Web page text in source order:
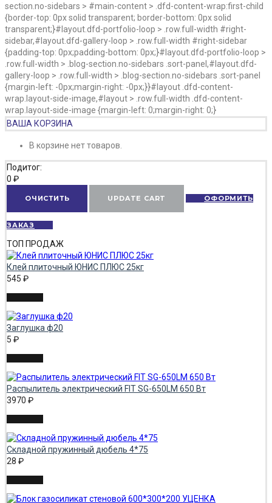
section.no-sidebars > #main-content > .dfd-content-wrap:first-child
{border-top: 0px solid transparent; border-bottom: 0px solid
transparent;}#layout.dfd-portfolio-loop > .row.full-width #right-
sidebar,#layout.dfd-gallery-loop > .row.full-width #right-sidebar
{padding-top: 0px;padding-bottom: 0px;}#layout.dfd-portfolio-loop >
.row.full-width > .blog-section.no-sidebars .sort-panel,#layout.dfd-
gallery-loop > .row.full-width > .blog-section.no-sidebars .sort-panel
{margin-left: -0px;margin-right: -0px;}}#layout .dfd-content-
wrap.layout-side-image,#layout > .row.full-width .dfd-content-
wrap.layout-side-image {margin-left: 0;margin-right: 0;}
ВАША КОРЗИНА
В корзине нет товаров.
Подитог:
0 ₽
ОЧИСТИТЬ UPDATE CART ОФОРМИТЬ
ЗАКАЗ
ТОП ПРОДАЖ
Клей плиточный ЮНИС ПЛЮС 25кг
545 ₽
Заглушка ф20
5 ₽
Распылитель электрический FIT SG-650LM 650 Вт
3970 ₽
Складной пружинный дюбель 4*75
28 ₽